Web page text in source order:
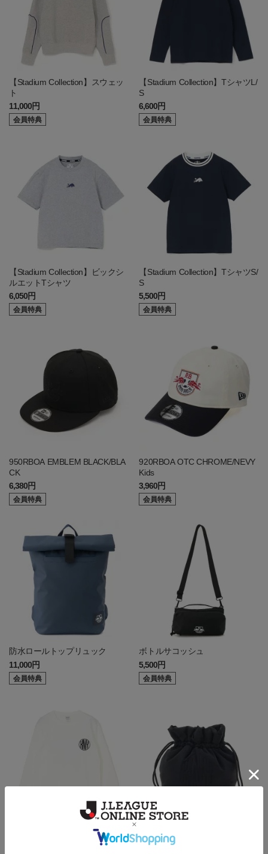
【Stadium Collection】スウェッ
ト
11,000円
会員特典
【Stadium Collection】TシャツL/
S
6,600円
会員特典
【Stadium Collection】ビックシ
ルエットTシャツ
6,050円
会員特典
【Stadium Collection】TシャツS/
S
5,500円
会員特典
950RBOA EMBLEM BLACK/BLA
CK
6,380円
会員特典
920RBOA OTC CHROME/NEVY
Kids
3,960円
会員特典
防水ロールトップリュック
11,000円
会員特典
ボトルサコッシュ
5,500円
会員特典
3,850円